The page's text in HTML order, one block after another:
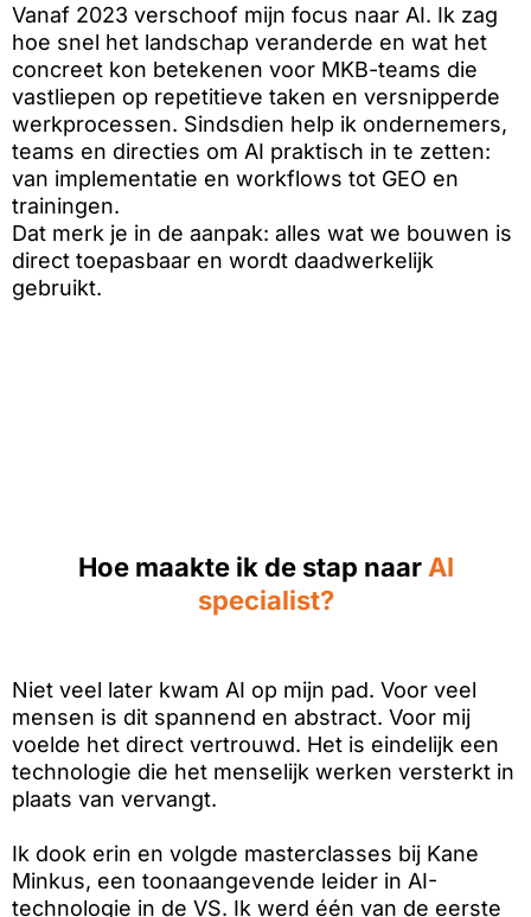
Vanaf 2023 verschoof mijn focus naar AI. Ik zag
hoe snel het landschap veranderde en wat het
concreet kon betekenen voor MKB-teams die
vastliepen op repetitieve taken en versnipperde
werkprocessen. Sindsdien help ik ondernemers,
teams en directies om AI praktisch in te zetten:
van implementatie en workflows tot GEO en
trainingen.
Dat merk je in de aanpak: alles wat we bouwen is
direct toepasbaar en wordt daadwerkelijk
gebruikt.
Hoe maakte ik de stap naar AI
specialist?
Niet veel later kwam AI op mijn pad. Voor veel
mensen is dit spannend en abstract. Voor mij
voelde het direct vertrouwd. Het is eindelijk een
technologie die het menselijk werken versterkt in
plaats van vervangt.
Ik dook erin en volgde masterclasses bij Kane
Minkus, een toonaangevende leider in AI-
technologie in de VS. Ik werd één van de eerste